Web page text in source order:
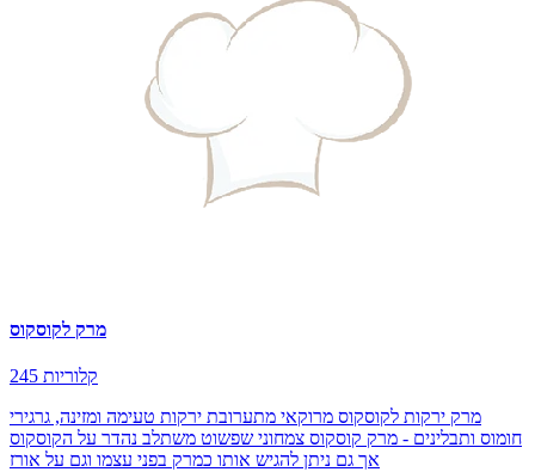
מרק לקוסקוס
245 קלוריות
מרק ירקות לקוסקוס מרוקאי מתערובת ירקות טעימה ומזינה, גרגירי
חומוס ותבלינים - מרק קוסקוס צמחוני שפשוט משתלב נהדר על הקוסקוס
אך גם ניתן להגיש אותו כמרק בפני עצמו וגם על אורז